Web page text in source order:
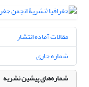
مقالات آماده انتشار
شماره جاری
شماره‌های پیشین نشریه